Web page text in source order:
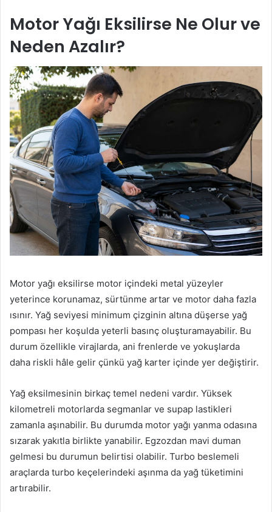
Motor Yağı Eksilirse Ne Olur ve
Neden Azalır?
Motor yağı eksilirse motor içindeki metal yüzeyler
yeterince korunamaz, sürtünme artar ve motor daha fazla
ısınır. Yağ seviyesi minimum çizginin altına düşerse yağ
pompası her koşulda yeterli basınç oluşturamayabilir. Bu
durum özellikle virajlarda, ani frenlerde ve yokuşlarda
daha riskli hâle gelir çünkü yağ karter içinde yer değiştirir.
Yağ eksilmesinin birkaç temel nedeni vardır. Yüksek
kilometreli motorlarda segmanlar ve supap lastikleri
zamanla aşınabilir. Bu durumda motor yağı yanma odasına
sızarak yakıtla birlikte yanabilir. Egzozdan mavi duman
gelmesi bu durumun belirtisi olabilir. Turbo beslemeli
araçlarda turbo keçelerindeki aşınma da yağ tüketimini
artırabilir.